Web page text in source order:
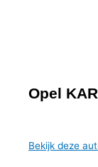
Opel
Bekijk deze